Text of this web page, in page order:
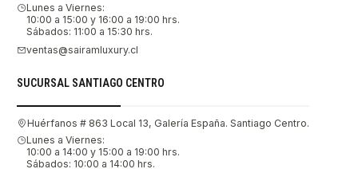
Lunes a Viernes:
10:00 a 15:00 y 16:00 a 19:00 hrs.
Sábados: 11:00 a 15:30 hrs.
ventas@sairamluxury.cl
SUCURSAL SANTIAGO CENTRO
Huérfanos # 863 Local 13, Galería España. Santiago Centro.
Lunes a Viernes:
10:00 a 14:00 y 15:00 a 19:00 hrs.
Sábados: 10:00 a 14:00 hrs.